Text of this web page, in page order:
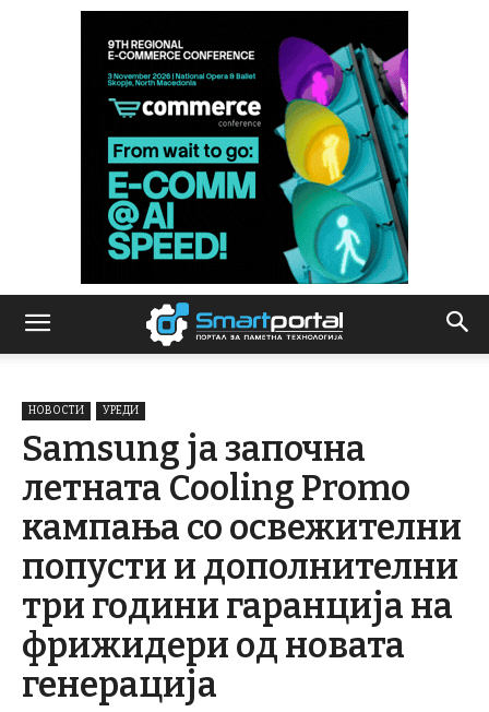
НОВОСТИ УРЕДИ
Samsung ја започна
летната Cooling Promo
кампања со освежителни
попусти и дополнителни
три години гаранција на
фрижидери од новата
генерација